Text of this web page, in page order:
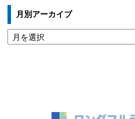
ゴ
ー
一
覧
月別アーカイブ
月
別